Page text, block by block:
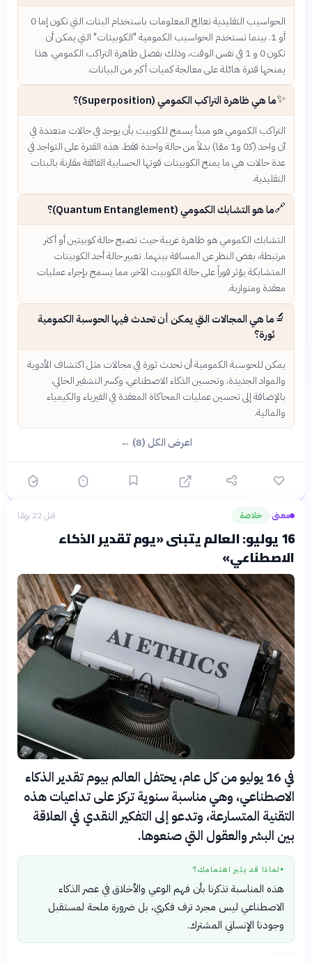
الحواسيب التقليدية تعالج المعلومات باستخدام البتات التي تكون إما 0
أو 1. بينما تستخدم الحواسيب الكمومية "الكوبيتات" التي يمكن أن
تكون 0 و 1 في نفس الوقت، وذلك بفضل ظاهرة التراكب الكمومي. هذا
يمنحها قدرة هائلة على معالجة كميات أكبر من البيانات.
✨ما هي ظاهرة التراكب الكمومي (Superposition)؟
التراكب الكمومي هو مبدأ يسمح للكوبيت بأن يوجد في حالات متعددة في
آن واحد (كـ0 و1 معًا) بدلاً من حالة واحدة فقط. هذه القدرة على التواجد في
عدة حالات هي ما يمنح الكوبيتات قوتها الحسابية الفائقة مقارنة بالبتات
التقليدية.
🔗ما هو التشابك الكمومي (Quantum Entanglement)؟
التشابك الكمومي هو ظاهرة غريبة حيث تصبح حالة كوبيتين أو أكثر
مرتبطة، بغض النظر عن المسافة بينهما. تغيير حالة أحد الكوبيتات
المتشابكة يؤثر فوراً على حالة الكوبيت الآخر، مما يسمح بإجراء عمليات
معقدة ومتوازية.
🔬ما هي المجالات التي يمكن أن تحدث فيها الحوسبة الكمومية
ثورة؟
يمكن للحوسبة الكمومية أن تحدث ثورة في مجالات مثل اكتشاف الأدوية
والمواد الجديدة، وتحسين الذكاء الاصطناعي، وكسر التشفير الحالي،
بالإضافة إلى تحسين عمليات المحاكاة المعقدة في الفيزياء والكيمياء
والمالية.
اعرض الكل (8) ←
معنى› خلاصة قبل 22 يومًا
16 يوليو: العالم يتبنى «يوم تقدير الذكاء
الاصطناعي»
في 16 يوليو من كل عام، يحتفل العالم بيوم تقدير الذكاء
الاصطناعي، وهي مناسبة سنوية تركز على تداعيات هذه
التقنية المتسارعة، وتدعو إلى التفكير النقدي في العلاقة
بين البشر والعقول التي صنعوها.
● لماذا قد يثير اهتمامك؟
هذه المناسبة تذكرنا بأن فهم الوعي والأخلاق في عصر الذكاء
الاصطناعي ليس مجرد ترف فكري، بل ضرورة ملحة لمستقبل
وجودنا الإنساني المشترك.